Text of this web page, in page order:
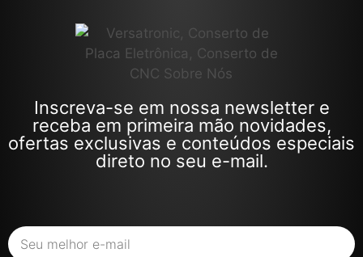
Inscreva-se em nossa newsletter e
receba em primeira mão novidades,
ofertas exclusivas e conteúdos especiais
direto no seu e-mail.